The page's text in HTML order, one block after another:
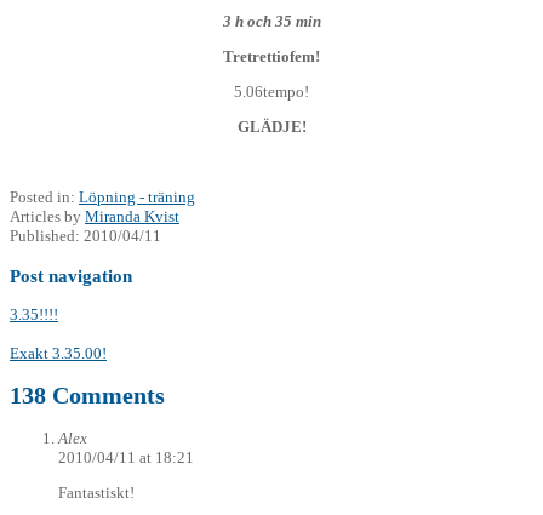
3 h och 35 min
Tretrettiofem!
5.06tempo!
GLÄDJE!
Posted in: Löpning - träning
Articles by Miranda Kvist
Published: 2010/04/11
Post navigation
3.35!!!!
Exakt 3.35.00!
138 Comments
Alex
2010/04/11 at 18:21
Fantastiskt!